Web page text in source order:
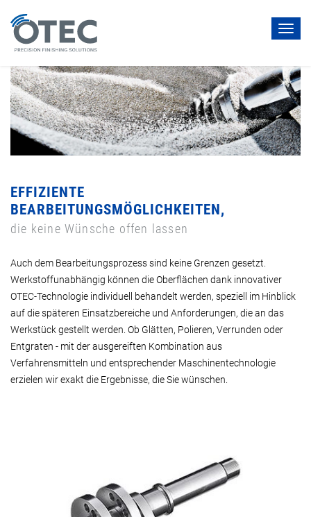
EFFIZIENTE
BEARBEITUNGSMÖGLICHKEITEN,
die keine Wünsche offen lassen
Auch dem Bearbeitungsprozess sind keine Grenzen gesetzt.
Werkstoffunabhängig können die Oberflächen dank innovativer
OTEC-Technologie individuell behandelt werden, speziell im Hinblick
auf die späteren Einsatzbereiche und Anforderungen, die an das
Werkstück gestellt werden. Ob Glätten, Polieren, Verrunden oder
Entgraten - mit der ausgereiften Kombination aus
Verfahrensmitteln und entsprechender Maschinentechnologie
erzielen wir exakt die Ergebnisse, die Sie wünschen.